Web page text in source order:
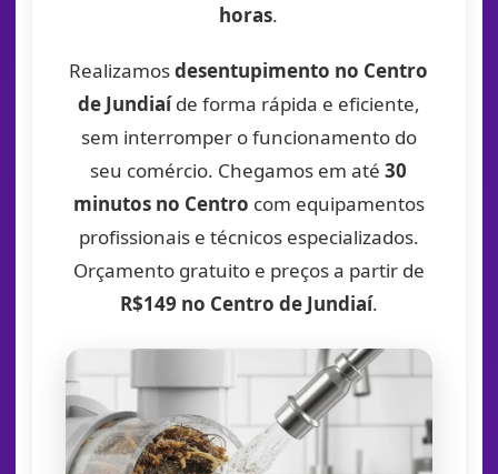
horas.
Realizamosdesentupimento no Centro
de Jundiaíde forma rápida e eficiente,
sem interromper o funcionamento do
seu comércio. Chegamos em até30
minutos no Centro com equipamentos
profissionais e técnicos especializados.
Orçamento gratuito e preços a partir de
R$149 no Centro de Jundiaí.